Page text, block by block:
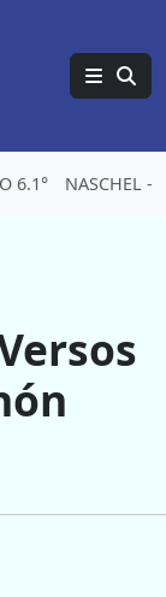
6.1° NASCHEL -